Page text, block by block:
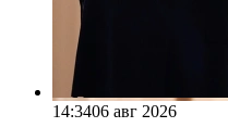
14:3406 авг 2026